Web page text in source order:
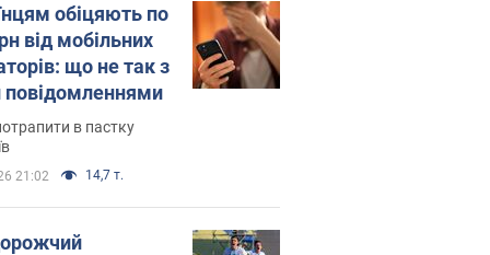
обіцяють по
від мобільних
що не так з
в пастку
21:02 14,7 т.